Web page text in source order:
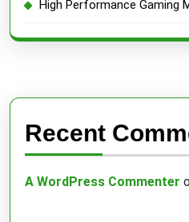
High Performance Gaming
Recent
A WordPress Commenter